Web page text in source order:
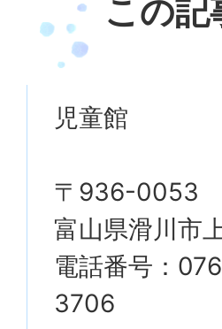
この記
児童館
〒936-0053
富山県滑川市
電話番号：
3706